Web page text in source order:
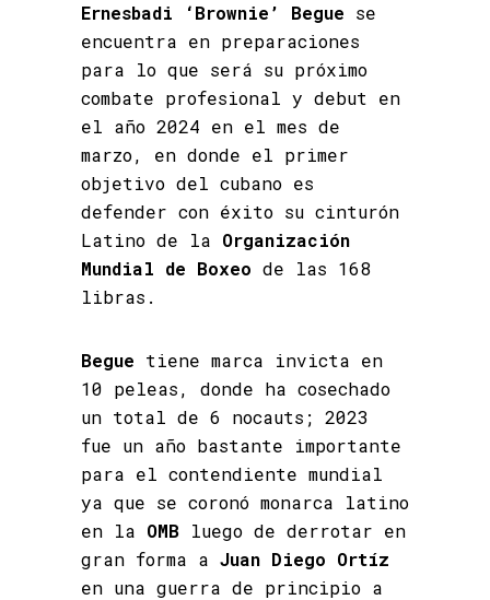
Ernesbadi ‘Brownie’ Begue se
encuentra en preparaciones
para lo que será su próximo
combate profesional y debut en
el año 2024 en el mes de
marzo, en donde el primer
objetivo del cubano es
defender con éxito su cinturón
Latino de la Organización
Mundial de Boxeo de las 168
libras.
Begue tiene marca invicta en
10 peleas, donde ha cosechado
un total de 6 nocauts; 2023
fue un año bastante importante
para el contendiente mundial
ya que se coronó monarca latino
en la OMB luego de derrotar en
gran forma a Juan Diego Ortíz
en una guerra de principio a